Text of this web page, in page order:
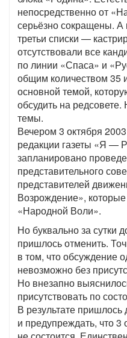
непосредственно от
серьёзно сокращены.
третьи списки —
отсутствовали все
по линии «Спаса» и
общим количеством 35
основной темой,
обсудить на
темы.
Вечером 3 октября
редакции газеты «Я —
запланировано
представительного
представителей
Возрождение»,
«Народной Воли».
Но буквально за сутки
пришлось отменить.
в том, что обсуждение
невозможно без
Но внезапно
присутствовать по
В результате пришлось
и предупреждать, что 3